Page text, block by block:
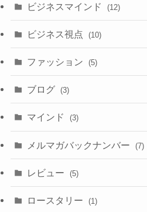
ビジネスマインド (12)
ビジネス視点 (10)
ファッション (5)
ブログ (3)
マインド (3)
メルマガバックナンバー (7)
レビュー (5)
ロースタリー (1)